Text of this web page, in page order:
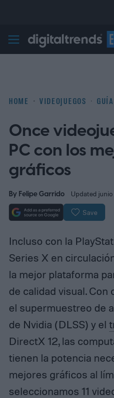
Digital Trends
HOME VIDEOJUEGOS
Once
PC con los
gráficos
By Felipe Garrido Updated junio
Save
Incluso con la
Series X en
la mejor plataforma
de calidad visual.
el supermuestreo de
de Nvidia (DLSS) y el
DirectX 12, las
tienen la potencia
mejores gráficos al
seleccionamos 11